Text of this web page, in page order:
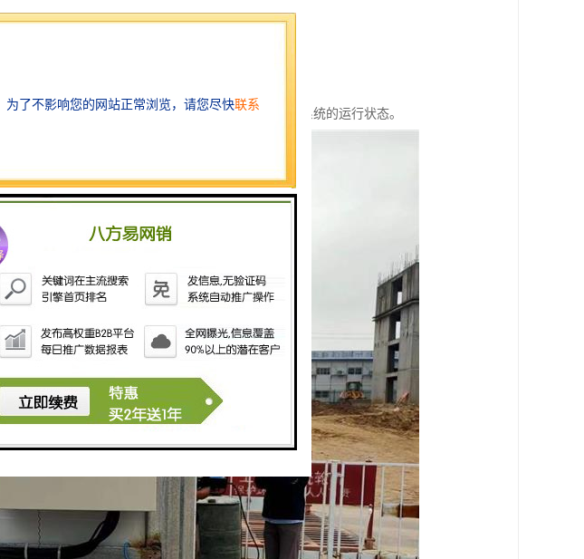
，进行灭火，保护工地和工人的安全。
喷淋操作，减少人工干预，提高工作效率。
管理，工地管理人员可以随时随地监测和控制喷淋系统的运行状态。